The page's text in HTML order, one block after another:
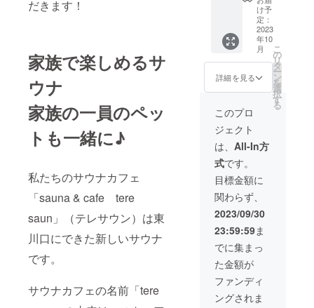
だきます！
家族で楽しめるサ
ウナ
家族の一員のペッ
トも一緒に♪
私たちのサウナカフェ
「sauna & cafe tere
saun」（テレサウン）は東
川口にできた新しいサウナ
です。
サウナカフェの名前「tere
メール
にて
データ
をお送
りいた
だきま
す。 掲
載期
2024年
9月まで
・snsス
トー
リーに
て応援
者アカ
ウント
紹介
tere
saun の
Instagr
am（htt
ps://ww
w.insta
gram.c
om/tere
.saun_h
リジナ
ルワン
コケー
キ2セッ
名様ま
でご利
用可能
※平日土
日祝対
応可能
※ご予約
日程に
つきま
して
は、ご
支援者
様と
メール
にてや
り取り
の上決
定いた
しま
す。 ※
ご利用
期限：
ンで
す！ サ
ウナ入
り放
題、
オード
ブル、
飲み放
+ロース
トビー
フ2セッ
ト+シャ
ンパン2
本 ※10
名様ま
でご利
用可能
※平日土
日祝対
応可能
※ご予約
日程に
つきま
して
は、ご
支援者
け予
定：
2023
年10
月
詳細を見る
こ
の
リ
タ
ー
ン
を
選
択
す
る
このプロ
ジェクト
は、 All-In方
式です。
目標金額に
関わらず、
2023/09/30
23:59:59ま
でに集まっ
た金額が
ファンディ
ングされま